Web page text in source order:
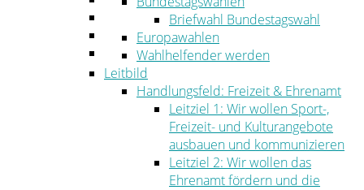
Umwelt
Ordnung
Briefwahl Bundestagswahl
Europawahlen
Wahlhelfender werden
Leitbild
Handlungsfeld: Freizeit & Ehrenamt
Leitziel 1: Wir wollen Sport-,
Freizeit- und Kulturangebote
ausbauen und kommunizieren
Leitziel 2: Wir wollen das
Ehrenamt fördern und die